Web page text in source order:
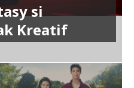
si
Kreatif